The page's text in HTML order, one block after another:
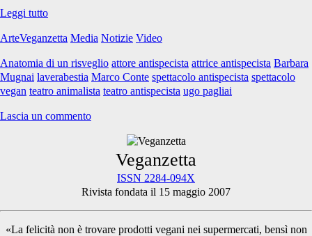
Leggi tuttoAnatomia
un
ArteVeganzetta Media Notizie Video
Anatomia di un risveglio attore antispecista attrice antispecista Barbara
Mugnai laverabestia Marco Conte spettacolo antispecista spettacolo
vegan teatro animalista teatro antispecista ugo pagliai
Lascia un commento
Sidebar
Veganzetta
ISSN 2284-094X
Rivista fondata il 15 maggio 2007
«La felicità non è trovare prodotti vegani nei supermercati, bensì non